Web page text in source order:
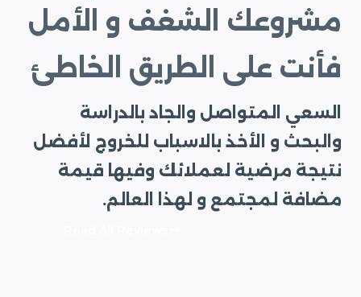
مشروعك الشغف و الأمل
فأنت على الطريق الخاطئ
السعي المتواصل والجاد بالدراسة
والبحث و الأخذ بالاسباب للخروج لأفضل
نتيجة مرضية لعملائك وفيها قيمة
مضافة لمجتمع و لهذا العالم.